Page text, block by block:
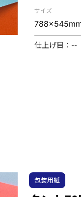
サイズ
仕上げ目： --
包装用紙